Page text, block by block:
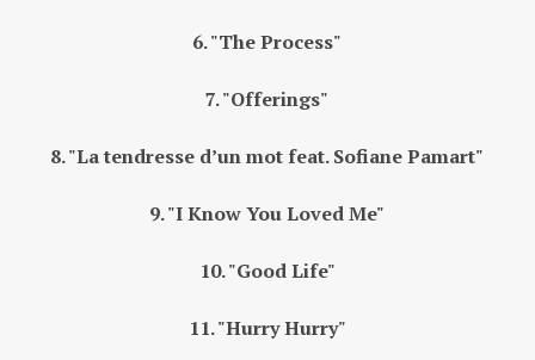
6. "The Process"
7. "Offerings"
8. "La tendresse d’un mot feat. Sofiane Pamart"
9. "I Know You Loved Me"
10. "Good Life"
11. "Hurry Hurry"